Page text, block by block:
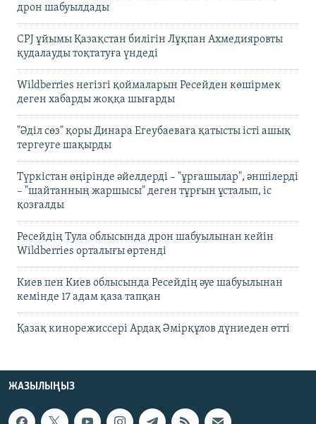
дрон шабуылдады
CPJ ұйымы Қазақстан билігін Лұқпан Ахмедияровты
қудалауды тоқтатуға үндеді
Wildberries негізгі қоймаларын Ресейден көшірмек
деген хабарды жоққа шығарды
"Әділ сөз" қоры Динара Егеубаеваға қатысты істі ашық
тергеуге шақырды
Түркістан өңірінде әйелдерді – "ұрғашылар", әншілерді
– "шайтанның жаршысы" деген тұрғын ұсталып, іс
қозғалды
Ресейдің Тула облысында дрон шабуылынан кейін
Wildberries орталығы өртенді
Киев пен Киев облысында Ресейдің әуе шабуылынан
кемінде 17 адам қаза тапқан
Қазақ кинорежиссері Ардақ Әмірқұлов дүниеден өтті
ЖАЗЫЛЫҢЫЗ